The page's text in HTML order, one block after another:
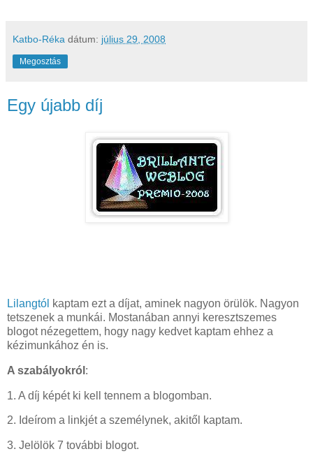
Katbo-Réka dátum: július 29, 2008
Megosztás
Egy újabb díj
Lilangtól kaptam ezt a díjat, aminek nagyon örülök. Nagyon
tetszenek a munkái. Mostanában annyi keresztszemes
blogot nézegettem, hogy nagy kedvet kaptam ehhez a
kézimunkához én is.
A szabályokról :
1. A díj képét ki kell tennem a blogomban.
2. Ideírom a linkjét a személynek, akitől kaptam.
3. Jelölök 7 további blogot.